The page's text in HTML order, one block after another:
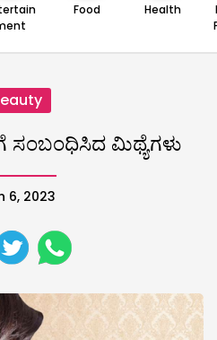
Food Health
ಸಂಬಂಧಿಸಿದ ಮಿಥ್ಯೆಗಳು
6, 2023